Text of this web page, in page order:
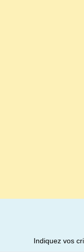
Indiquez vos